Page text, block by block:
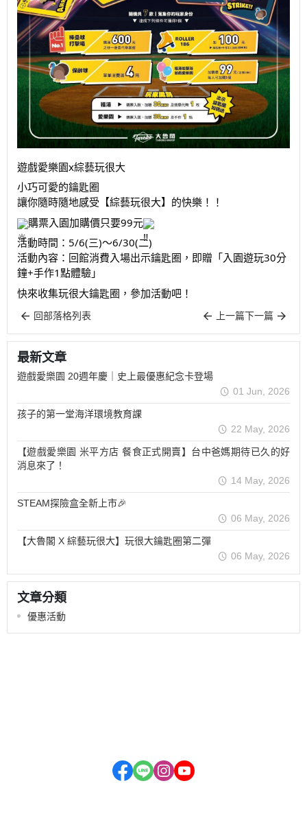
遊戲愛樂園x綜藝玩很大
小巧可愛的鑰匙圈
讓你隨時隨地感受【綜藝玩很大】的快樂！！
購票入園加購價只要99元
活動時間：5/6(三)～6/30(二)
活動內容：回館消費入場出示鑰匙圈，即贈「入園遊玩30分
鐘+手作1點體驗」
快來收集玩很大鑰匙圈，參加活動吧！
回部落格列表 上一篇下一篇
最新文章
遊戲愛樂園 20週年慶｜史上最優惠紀念卡登場
01 Jun, 2026
孩子的第一堂海洋環境教育課
22 May, 2026
【遊戲愛樂園 米平方店 餐食正式開賣】台中爸媽期待已久的好
消息來了！
14 May, 2026
STEAM探險盒全新上市🎉
06 May, 2026
【大魯閣 X 綜藝玩很大】玩很大鑰匙圈第二彈
06 May, 2026
文章分類
優惠活動